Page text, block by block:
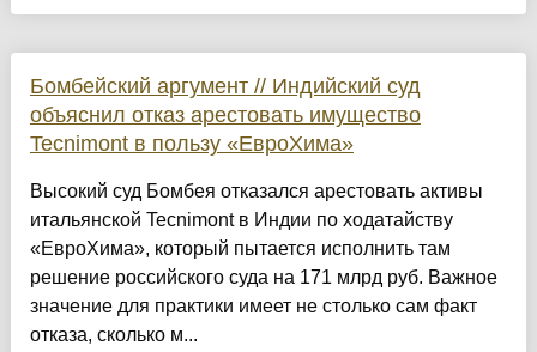
Бомбейский аргумент // Индийский суд
объяснил отказ арестовать имущество
Tecnimont в пользу «ЕвроХима»
Высокий суд Бомбея отказался арестовать активы
итальянской Tecnimont в Индии по ходатайству
«ЕвроХима», который пытается исполнить там
решение российского суда на 171 млрд руб. Важное
значение для практики имеет не столько сам факт
отказа, сколько м...